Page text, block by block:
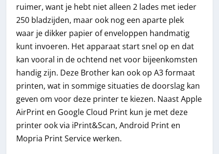
ruimer, want je hebt niet alleen 2 lades met ieder
250 bladzijden, maar ook nog een aparte plek
waar je dikker papier of enveloppen handmatig
kunt invoeren. Het apparaat start snel op en dat
kan vooral in de ochtend net voor bijeenkomsten
handig zijn. Deze Brother kan ook op A3 formaat
printen, wat in sommige situaties de doorslag kan
geven om voor deze printer te kiezen. Naast Apple
AirPrint en Google Cloud Print kun je met deze
printer ook via iPrint&Scan, Android Print en
Mopria Print Service werken.